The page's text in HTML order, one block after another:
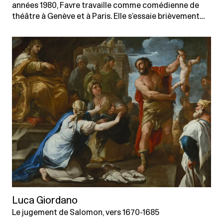
années 1980, Favre travaille comme comédienne de
théâtre à Genève et à Paris. Elle s’essaie brièvement…
Luca Giordano
Le jugement de Salomon, vers 1670-1685